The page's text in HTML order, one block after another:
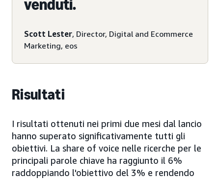
venduti.
Scott Lester, Director, Digital and Ecommerce
Marketing, eos
Risultati
I risultati ottenuti nei primi due mesi dal lancio
hanno superato significativamente tutti gli
obiettivi. La share of voice nelle ricerche per le
principali parole chiave ha raggiunto il 6%
raddoppiando l'obiettivo del 3% e rendendo